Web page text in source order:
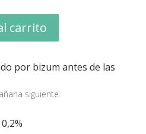
carrito
por bizum antes de las
siguiente.